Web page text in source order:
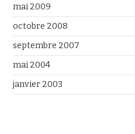
mai 2009
octobre 2008
septembre 2007
mai 2004
janvier 2003